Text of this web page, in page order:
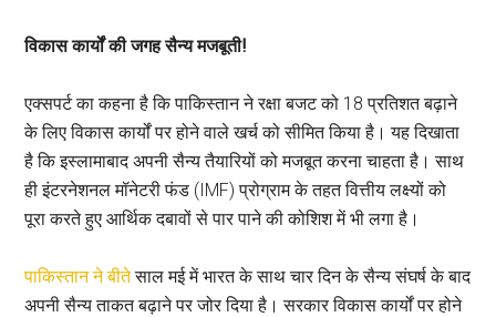
विकास कार्यों की जगह सैन्य मजबूती!
एक्सपर्ट का कहना है कि पाकिस्तान ने रक्षा बजट को 18 प्रतिशत बढ़ाने
के लिए विकास कार्यों पर होने वाले खर्च को सीमित किया है। यह दिखाता
है कि इस्लामाबाद अपनी सैन्य तैयारियों को मजबूत करना चाहता है। साथ
ही इंटरनेशनल मॉनेटरी फंड (IMF) प्रोग्राम के तहत वित्तीय लक्ष्यों को
पूरा करते हुए आर्थिक दबावों से पार पाने की कोशिश में भी लगा है।
पाकिस्तान ने बीतेसाल मई में भारत के साथ चार दिन के सैन्य संघर्ष के बाद
अपनी सैन्य ताकत बढ़ाने पर जोर दिया है। सरकार विकास कार्यों पर होने